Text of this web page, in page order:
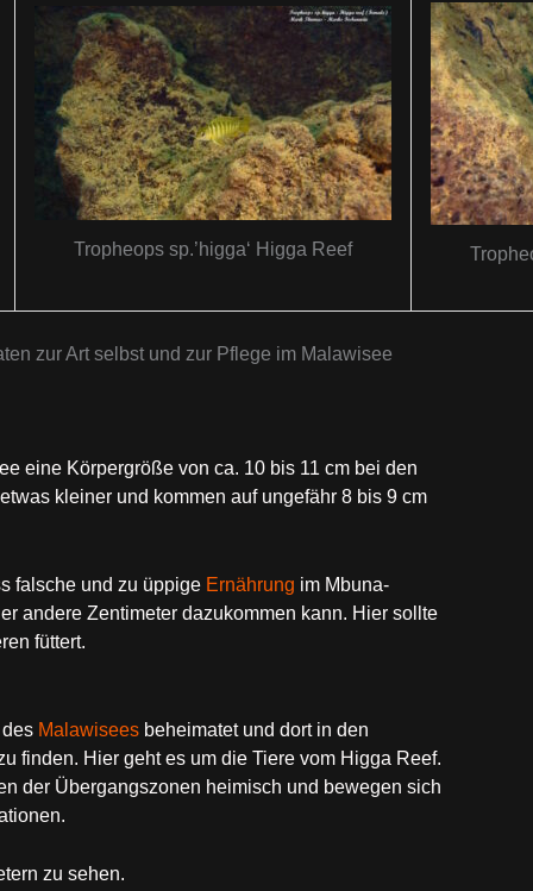
Tropheops sp.’higga‘ Higga Reef
zur Art selbst und zur Pflege im Malawisee
eine Körpergröße von ca. 10 bis 11 cm bei den
kleiner und kommen auf ungefähr 8 bis 9 cm
falsche und zu üppige Ernährung im Mbuna-
andere Zentimeter dazukommen kann. Hier sollte
füttert.
des Malawiseesbeheimatet und dort in den
finden. Hier geht es um die Tiere vom Higga Reef.
der Übergangszonen heimisch und bewegen sich
zu sehen.